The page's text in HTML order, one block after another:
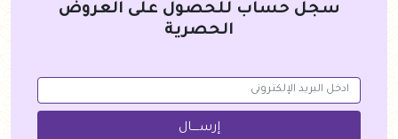
سجل حساب للحصول على العروض
الحصرية
إرســــال